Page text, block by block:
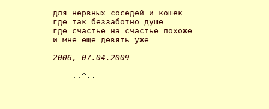
для нервных соседей и кошек
где так беззаботно душе
где счастье на счастье похоже
и мне еще девять уже
2006, 07.04.2009
..^..